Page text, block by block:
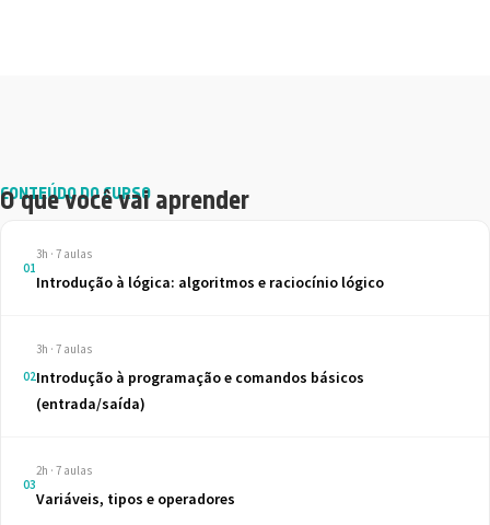
CONTEÚDO DO CURSO
O que você vai aprender
01
3h · 7 aulas
Introdução à lógica: algoritmos e raciocínio lógico
02
3h · 7 aulas
Introdução à programação e comandos básicos
(entrada/saída)
03
2h · 7 aulas
Variáveis, tipos e operadores